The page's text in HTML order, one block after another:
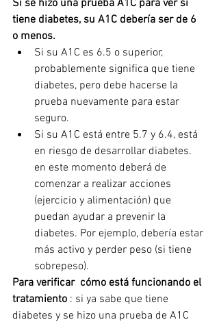
Si se hizo una prueba A1C para ver si
tiene diabetes, su A1C debería ser de 6
o menos.
Si su A1C es 6.5 o superior,
probablemente significa que tiene
diabetes, pero debe hacerse la
prueba nuevamente para estar
seguro.
Si su A1C está entre 5.7 y 6.4, está
en riesgo de desarrollar diabetes.
en este momento deberá de
comenzar a realizar acciones
(ejercicio y alimentación) que
puedan ayudar a prevenir la
diabetes. Por ejemplo, debería estar
más activo y perder peso (si tiene
sobrepeso).
Para verificar  cómo está funcionando el
tratamiento : si ya sabe que tiene
diabetes y se hizo una prueba de A1C